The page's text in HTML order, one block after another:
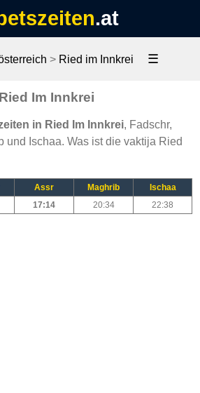
.at
> Ried im Innkrei ☰
Im Innkrei
in Ried Im Innkrei, Fadschr,
und Ischaa. Was ist die vaktija Ried
Assr Maghrib
Ischaa
17:14 20:34 22:38